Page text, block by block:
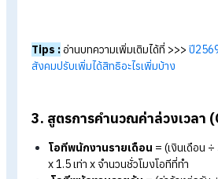
ต่าง ๆ)
(ประกันสังคม + ภาษี + รายการหัก
เงินเดือนพนักงานรายชั่วโมงสุ
Tips :อ่านบทความเพิ่มเติมได้ที่ >>>